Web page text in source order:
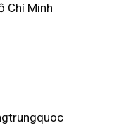
Chí Minh